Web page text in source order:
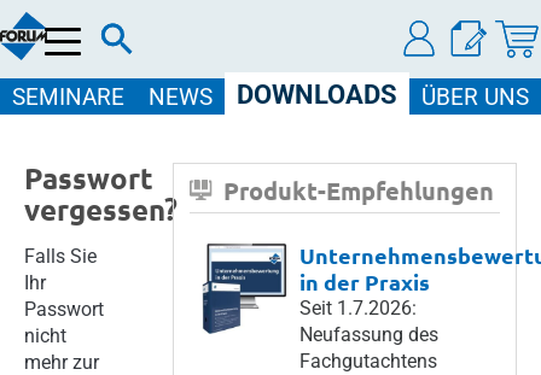
Menü
SEMINARE NEWS DOWNLOADS ÜBER UNS
Passwort
vergessen?
Falls Sie
Ihr
Passwort
nicht
mehr zur
Produkt-Empfehlungen
in der Praxis
Seit 1.7.2026:
Neufassung des
Fachgutachtens